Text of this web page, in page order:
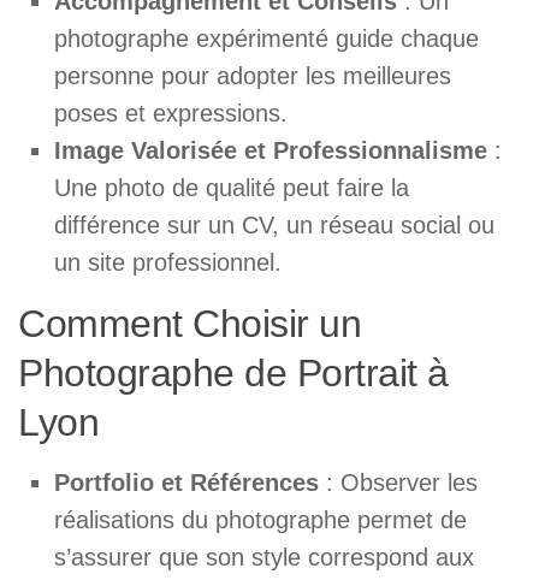
photographe expérimenté guide chaque
personne pour adopter les meilleures
poses et expressions.
Image Valorisée et Professionnalisme :
Une photo de qualité peut faire la
différence sur un CV, un réseau social ou
un site professionnel.
Comment Choisir un
Photographe de Portrait à
Lyon
Portfolio et Références : Observer les
réalisations du photographe permet de
s’assurer que son style correspond aux